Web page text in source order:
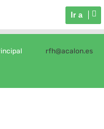
Ir a
rfh@acalon.es